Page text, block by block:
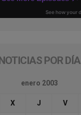
NOTICIAS POR DÍA
enero 2003
X J V